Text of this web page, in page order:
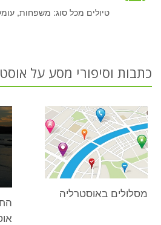
טיולים מכל סוג: משפחות,
כתבות וסיפורי מסע על
מסלולים באוסטרליה